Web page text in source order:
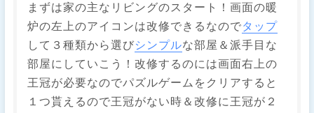
まずは家の主なリビングのスタート！画面の暖
炉の左上のアイコンは改修できるなのでタップ
して３種類から選びシンプルな部屋＆派手目な
部屋にしていこう！改修するのには画面右上の
王冠が必要なのでパズルゲームをクリアすると
１つ貰えるので王冠がない時＆改修に王冠が２